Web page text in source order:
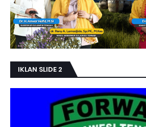
IKLAN SLIDE 2